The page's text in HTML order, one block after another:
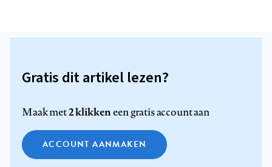
Gratis dit artikel lezen?
Maak met2 klikkeneen gratis account aan
ACCOUNT AANMAKEN